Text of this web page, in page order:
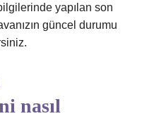
yapılan son
güncel durumu
nasıl